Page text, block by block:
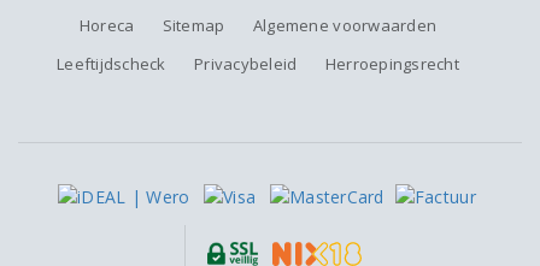
Horeca
Sitemap
Algemene voorwaarden
Leeftijdscheck
Privacybeleid Herroepingsrecht